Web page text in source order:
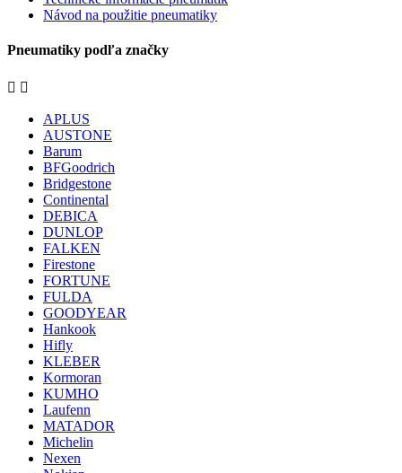
Návod na použitie pneumatiky
Pneumatiky podľa značky
 
APLUS
AUSTONE
Barum
BFGoodrich
Bridgestone
Continental
DEBICA
DUNLOP
FALKEN
Firestone
FORTUNE
FULDA
GOODYEAR
Hankook
Hifly
KLEBER
Kormoran
KUMHO
Laufenn
MATADOR
Michelin
Nexen